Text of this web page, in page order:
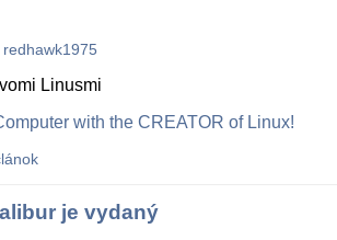
redhawk1975
Linusmi
with the CREATOR of Linux!
je vydaný